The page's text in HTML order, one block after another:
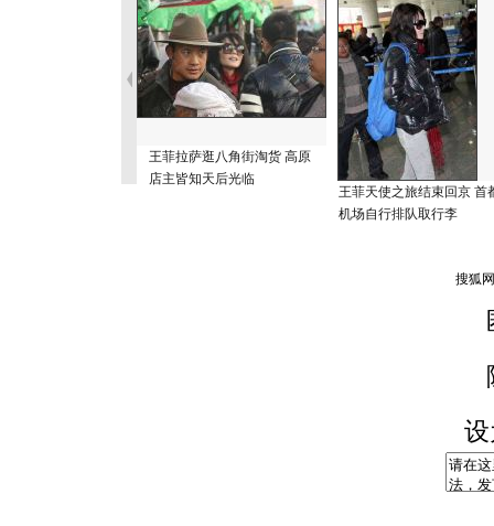
王菲拉萨逛八角街淘货 高原
店主皆知天后光临
王菲天使之旅结束回京 首
机场自行排队取行李